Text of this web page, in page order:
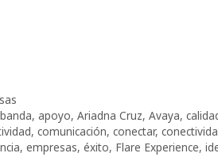
, apoyo, Ariadna Cruz, Avaya,
, comunicación, conectar,
, empresas, éxito, Flare Experience,